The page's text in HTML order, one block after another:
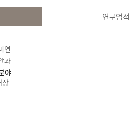
연구업적
연
과
야
장